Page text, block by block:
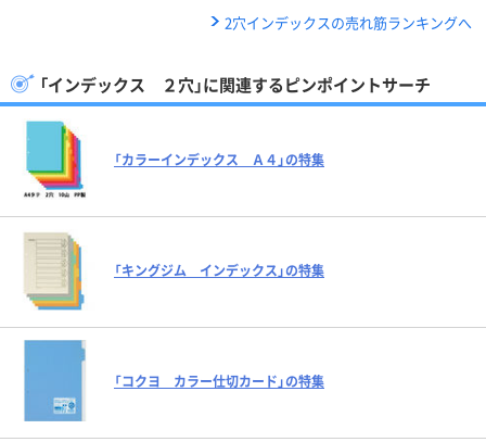
2穴インデックスの売れ筋ランキングへ
「インデックス ２穴」に関連するピンポイントサーチ
「カラーインデックス Ａ４」の特集
「キングジム インデックス」の特集
「コクヨ カラー仕切カード」の特集